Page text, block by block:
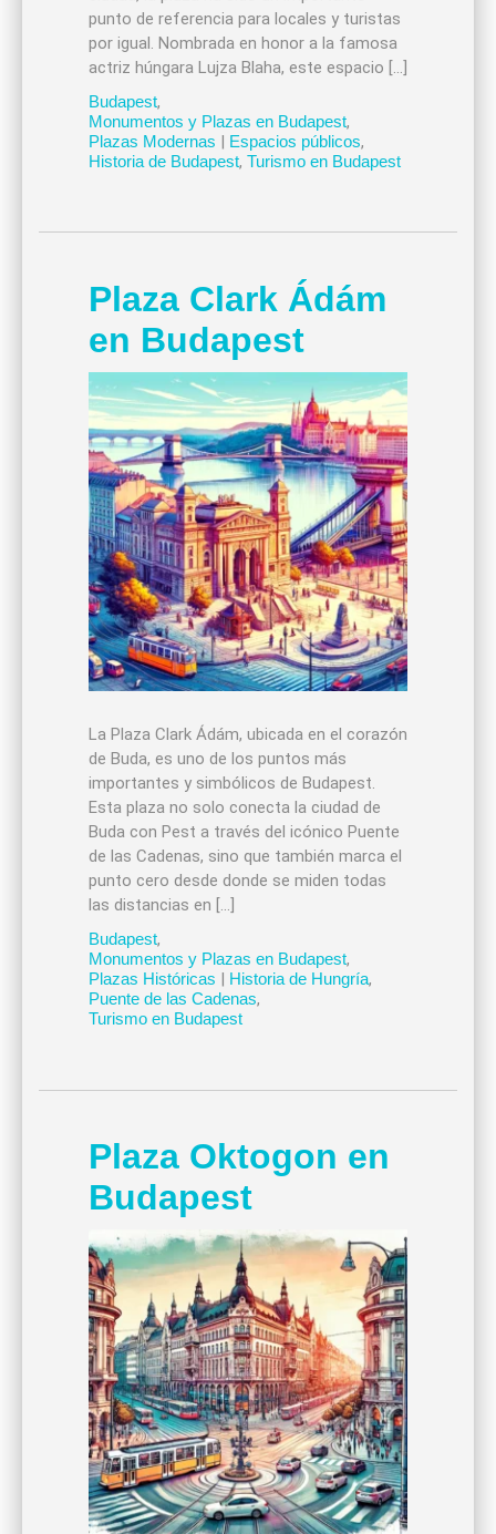
punto de referencia para locales y turistas
por igual. Nombrada en honor a la famosa
actriz húngara Lujza Blaha, este espacio […]
Budapest,
Monumentos y Plazas en Budapest,
Plazas Modernas | Espacios públicos,
Historia de Budapest, Turismo en Budapest
Plaza Clark Ádám
en Budapest
La Plaza Clark Ádám, ubicada en el corazón
de Buda, es uno de los puntos más
importantes y simbólicos de Budapest.
Esta plaza no solo conecta la ciudad de
Buda con Pest a través del icónico Puente
de las Cadenas, sino que también marca el
punto cero desde donde se miden todas
las distancias en […]
Budapest,
Monumentos y Plazas en Budapest,
Plazas Históricas | Historia de Hungría,
Puente de las Cadenas,
Turismo en Budapest
Plaza Oktogon en
Budapest